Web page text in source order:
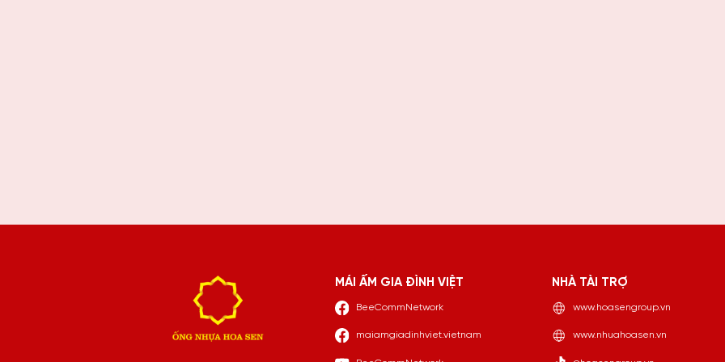
MÁI ẤM GIA ĐÌNH VIỆT
BeeCommNetwork
maiamgiadinhviet.vietnam
NHÀ TÀI TRỢ
www.hoasengroup.vn
www.nhuahoasen.vn